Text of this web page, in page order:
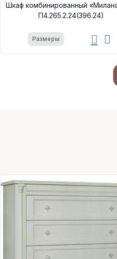
Шкаф комбинированный
П4.265.2.24(396.24)
Размеры